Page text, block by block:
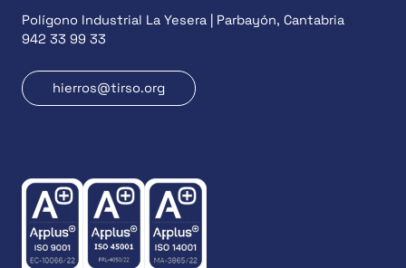
Polígono Industrial La Yesera | Parbayón, Cantabria
942 33 99 33
hierros@tirso.org